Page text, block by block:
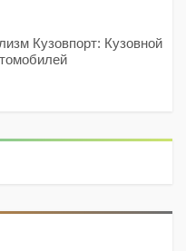
Кузовпорт: Кузовной